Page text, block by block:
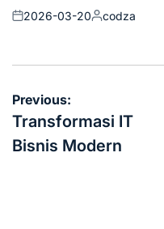
Posted
2026-03-20
Posted
codza
Navigasi
pos
Previous:
Transformasi IT
Bisnis Modern